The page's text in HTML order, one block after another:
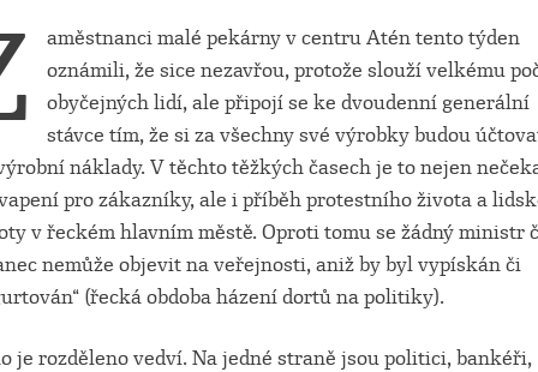
aměstnanci malé pekárny v centru Atén tento týden
oznámili, že sice nezavřou, protože slouží velkému
obyčejných lidí, ale připojí se ke dvoudenní generální
stávce tím, že si za všechny své výrobky budou
náklady. V těchto těžkých časech je to nejen
pro zákazníky, ale i příběh protestního života a
v řeckém hlavním městě. Oproti tomu se žádný ministr
nemůže objevit na veřejnosti, aniž by byl vypískán či
(řecká obdoba házení dortů na politiky).
je rozděleno vedví. Na jedné straně jsou politici, bankéři,